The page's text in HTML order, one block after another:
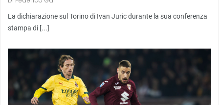
La dichiarazione sul Torino di Ivan Juric durante la sua conferenza
stampa di [...]